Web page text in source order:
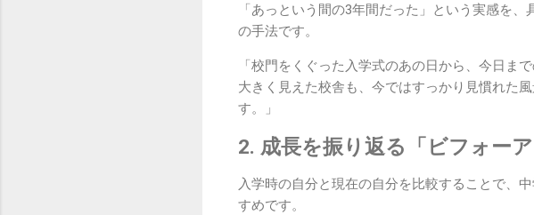
「あっという間の3年間だった」という実感を
の手法です。
「校門をくぐった入学式のあの日から、今日ま
大きく見えた校舎も、今ではすっかり見慣れた
す。」
2. 成長を振り返る「ビフォー
入学時の自分と現在の自分を比較することで、
すめです。